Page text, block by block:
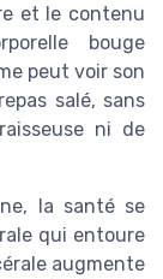
et le contenu
bouge
peut voir son
salé, sans
ni de
la santé se
qui entoure
augmente